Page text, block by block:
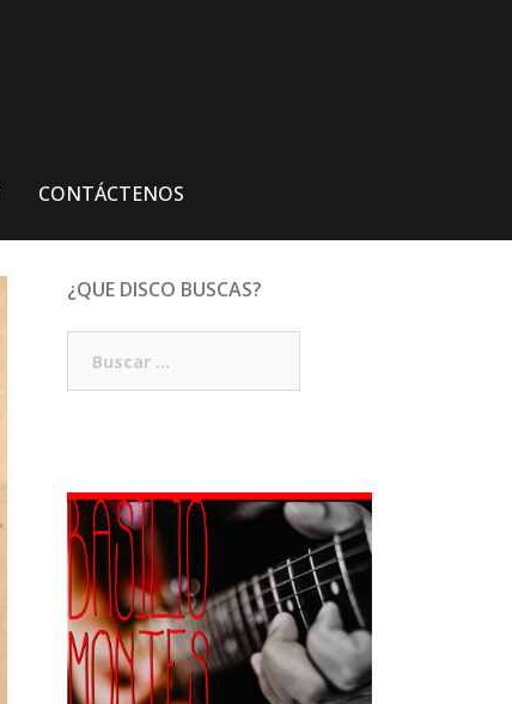
CONTÁCTENOS
¿QUE DISCO BUSCAS?